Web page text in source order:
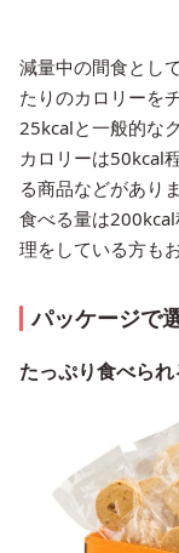
減量中の間食とし
たりのカロリーを
25kcalと一般的な
カロリーは50kcal
る商品などがあり
食べる量は
理をしている方も
パッケージで
たっぷり食べら